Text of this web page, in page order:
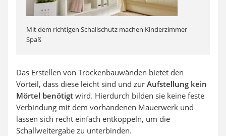
Mit dem richtigen Schallschutz machen Kinderzimmer
Spaß
Das Erstellen von Trockenbauwänden bietet den
Vorteil, dass diese leicht sind und zur Aufstellung kein
Mörtel benötigt wird. Hierdurch bilden sie keine feste
Verbindung mit dem vorhandenen Mauerwerk und
lassen sich recht einfach entkoppeln, um die
Schallweitergabe zu unterbinden.